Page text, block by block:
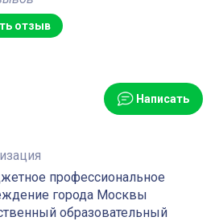
отзыв
Написать
профессиональное
города Москвы
образовательный